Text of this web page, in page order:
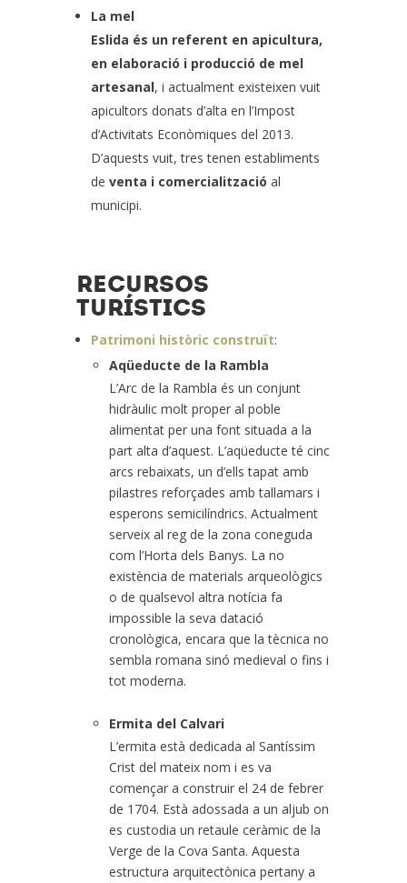
La mel
Eslida és un referent en apicultura,
en elaboració i producció de mel
artesanal, i actualment existeixen vuit
apicultors donats d’alta en l’Impost
d’Activitats Econòmiques del 2013.
D’aquests vuit, tres tenen establiments
de venta i comercialització al
municipi.
RECURSOS
TURÍSTICS
Patrimoni històric construït:
Aqüeducte de la Rambla
L’Arc de la Rambla és un conjunt
hidràulic molt proper al poble
alimentat per una font situada a la
part alta d’aquest. L’aqüeducte té cinc
arcs rebaixats, un d’ells tapat amb
pilastres reforçades amb tallamars i
esperons semicilíndrics. Actualment
serveix al reg de la zona coneguda
com l’Horta dels Banys. La no
existència de materials arqueològics
o de qualsevol altra notícia fa
impossible la seva datació
cronològica, encara que la tècnica no
sembla romana sinó medieval o fins i
tot moderna.
Ermita del Calvari
L’ermita està dedicada al Santíssim
Crist del mateix nom i es va
començar a construir el 24 de febrer
de 1704. Està adossada a un aljub on
es custodia un retaule ceràmic de la
Verge de la Cova Santa. Aquesta
estructura arquitectònica pertany a